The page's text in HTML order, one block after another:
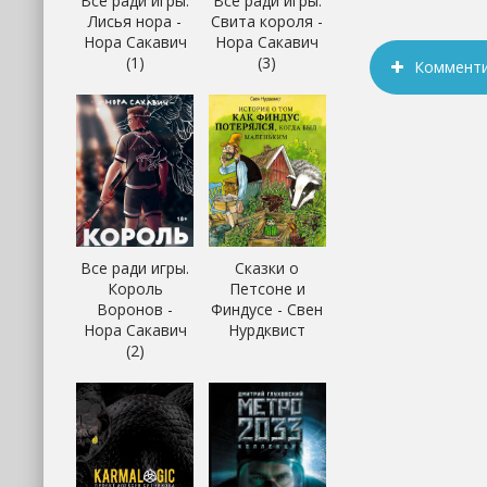
Лисья нора -
Нора Сакавич
(1)
Свита короля -
Нора Сакавич
(3)
Все ради игры.
Король
Воронов -
Нора Сакавич
(2)
Сказки о
Петсоне и
Финдусе - Свен
Нурдквист